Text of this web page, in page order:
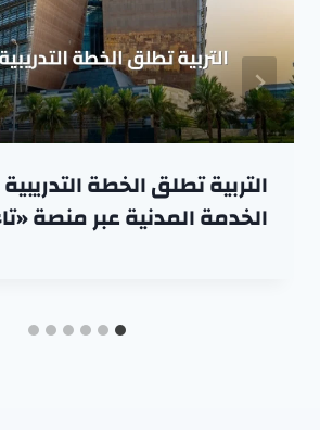
التربية تطلق الخطة
الخدمة المدنية عبر منصة